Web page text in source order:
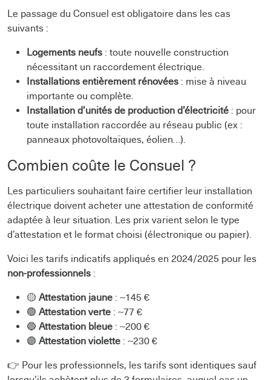
Le passage du Consuel est obligatoire dans les cas
suivants :
Logements neufs : toute nouvelle construction
nécessitant un raccordement électrique.
Installations entièrement rénovées : mise à niveau
importante ou complète.
Installation d’unités de production d’électricité : pour
toute installation raccordée au réseau public (ex :
panneaux photovoltaïques, éolien…).
Combien coûte le Consuel ?
Les particuliers souhaitant faire certifier leur installation
électrique doivent acheter une attestation de conformité
adaptée à leur situation. Les prix varient selon le type
d’attestation et le format choisi (électronique ou papier).
Voici les tarifs indicatifs appliqués en 2024/2025 pour les
non-professionnels :
🟡 Attestation jaune : ~145 €
🟢 Attestation verte : ~77 €
🔵 Attestation bleue : ~200 €
🟣 Attestation violette : ~230 €
👉 Pour les professionnels, les tarifs sont identiques sauf